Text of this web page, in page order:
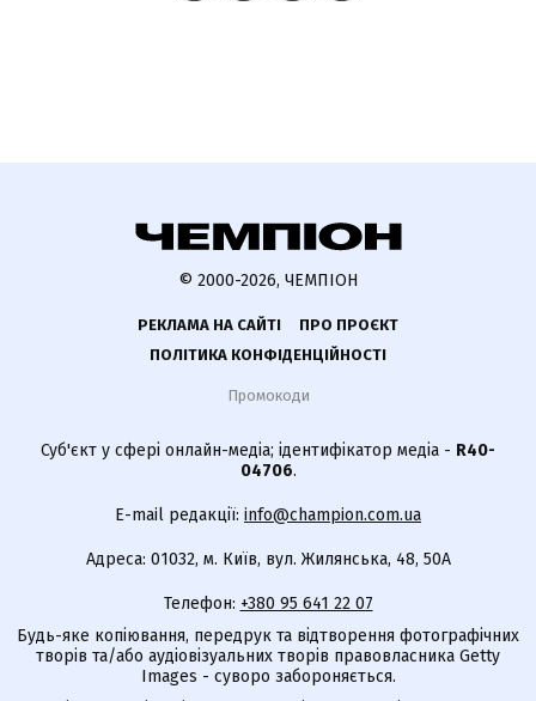
© 2000-2026, ЧЕМПІОН
РЕКЛАМА НА САЙТІ
ПРО ПРОЄКТ
ПОЛІТИКА КОНФІДЕНЦІЙНОСТІ
Промокоди
Суб'єкт у сфері онлайн-медіа; ідентифікатор медіа - R40-
04706.
E-mail редакції: info@champion.com.ua
Адреса: 01032, м. Київ, вул. Жилянська, 48, 50А
Телефон: +380 95 641 22 07
Будь-яке копіювання, передрук та відтворення фотографічних
творів та/або аудіовізуальних творів правовласника Getty
Images - суворо забороняється.